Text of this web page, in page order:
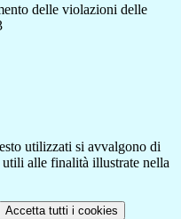
delle violazioni delle
utilizzati si avvalgono di
alle finalità illustrate nella
Accetta tutti i cookies